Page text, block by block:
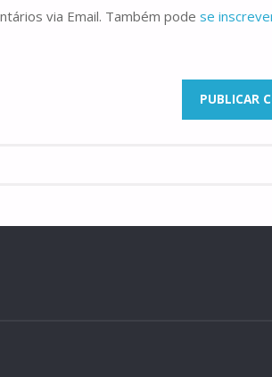
via Email. Também pode se